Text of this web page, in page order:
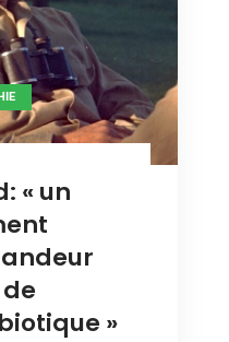
« un
»